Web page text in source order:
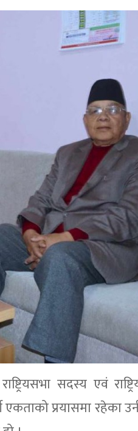
सदस्य एवं
प्रयासमा रहेका